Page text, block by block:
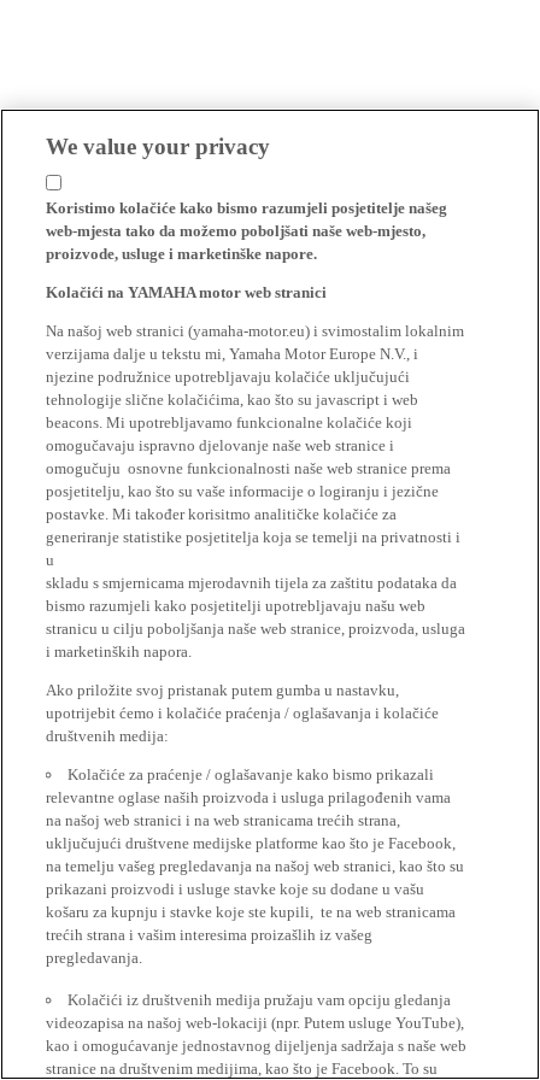
We value your privacy
Koristimo kolačiće kako bismo razumjeli posjetitelje našeg
web-mjesta tako da možemo poboljšati naše web-mjesto,
proizvode, usluge i marketinške napore.
Kolačići na YAMAHA motor web stranici
Na našoj web stranici (yamaha-motor.eu) i svimostalim lokalnim
verzijama dalje u tekstu mi, Yamaha Motor Europe N.V., i
njezine podružnice upotrebljavaju kolačiće uključujući
tehnologije slične kolačićima, kao što su javascript i web
beacons. Mi upotrebljavamo funkcionalne kolačiće koji
omogučavaju ispravno djelovanje naše web stranice i
omogučuju osnovne funkcionalnosti naše web stranice prema
posjetitelju, kao što su vaše informacije o logiranju i jezične
postavke. Mi također korisitmo analitičke kolačiće za
generiranje statistike posjetitelja koja se temelji na privatnosti i
u
skladu s smjernicama mjerodavnih tijela za zaštitu podataka da
bismo razumjeli kako posjetitelji upotrebljavaju našu web
stranicu u cilju poboljšanja naše web stranice, proizvoda, usluga
i marketinških napora.
Ako priložite svoj pristanak putem gumba u nastavku,
upotrijebit ćemo i kolačiće praćenja / oglašavanja i kolačiće
društvenih medija:
Kolačiće za praćenje / oglašavanje kako bismo prikazali
relevantne oglase naših proizvoda i usluga prilagođenih vama
na našoj web stranici i na web stranicama trećih strana,
uključujući društvene medijske platforme kao što je Facebook,
na temelju vašeg pregledavanja na našoj web stranici, kao što su
prikazani proizvodi i usluge stavke koje su dodane u vašu
košaru za kupnju i stavke koje ste kupili, te na web stranicama
trećih strana i vašim interesima proizašlih iz vašeg
pregledavanja.
Kolačići iz društvenih medija pružaju vam opciju gledanja
videozapisa na našoj web-lokaciji (npr. Putem usluge YouTube),
kao i omogućavanje jednostavnog dijeljenja sadržaja s naše web
stranice na društvenim medijima, kao što je Facebook. To su